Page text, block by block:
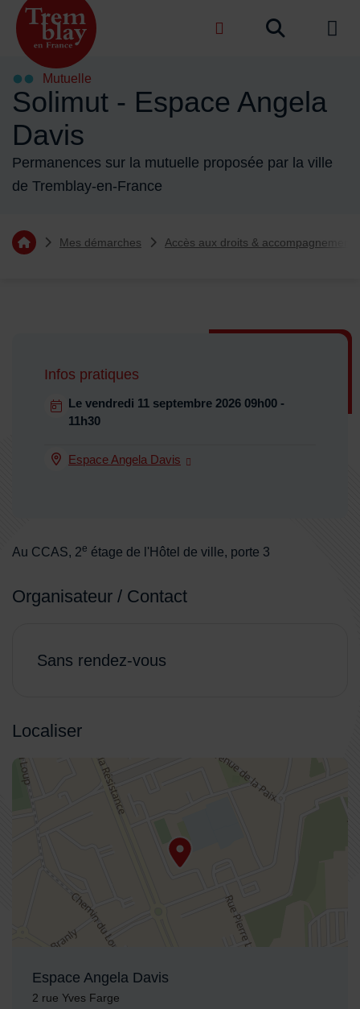
Menu de raccourcis
Accueil ville de Tremblay-en-France de
Solimut - Espace Angela
Davis
Permanences sur la mutuelle proposée par la ville
de Tremblay-en-France
Mutuelle
Vous êtes ici :
Retourner à l'accueil
Mes démarches Accès aux droits & accompagnement
Infos pratiques
Dates :
Dates en cours
Le vendredi 11 septembre 2026 09h00 -
11h30
Lieu :
Espace Angela Davis
Au CCAS, 2e étage de l'Hôtel de ville, porte 3
Organisateur / Contact
Sans rendez-vous
Localiser
48.948405,2.567084
Espace Angela Davis
Adresse :
2 rue Yves Farge